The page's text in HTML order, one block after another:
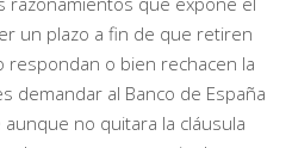
un plazo a fin de que retiren
respondan o bien rechacen la
demandar al Banco de España
no quitara la cláusula